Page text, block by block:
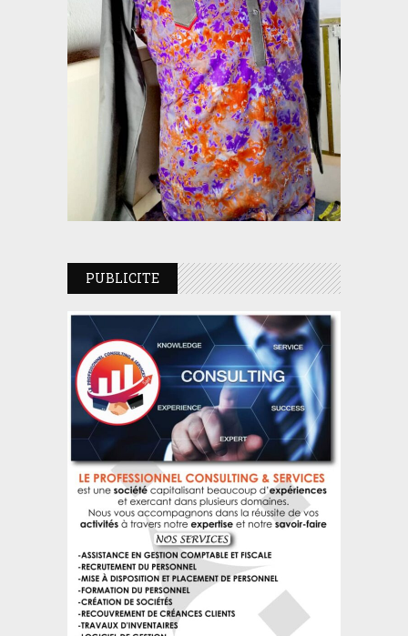
PUBLICITE